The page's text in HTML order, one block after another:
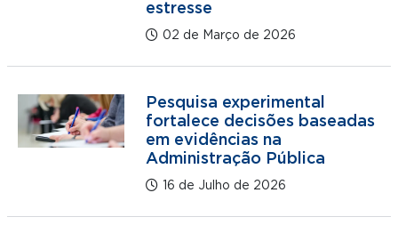
estresse
02 de Março de 2026
Pesquisa experimental
fortalece decisões baseadas
em evidências na
Administração Pública
16 de Julho de 2026